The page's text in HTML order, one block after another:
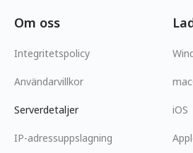
Om oss
Integritetspolicy
Användarvillkor
Serverdetaljer
IP-adressuppslagning
iOS